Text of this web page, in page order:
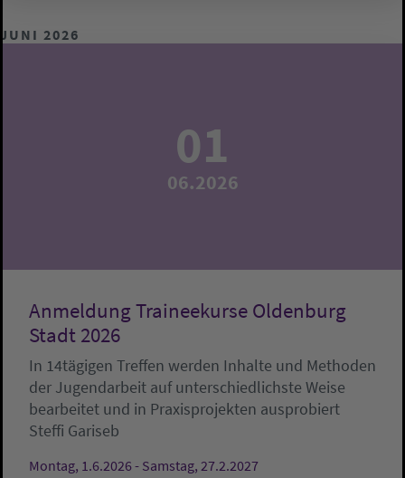
JUNI 2026
01
06.2026
Anmeldung Traineekurse Oldenburg
Stadt 2026
In 14tägigen Treffen werden Inhalte und Methoden
der Jugendarbeit auf unterschiedlichste Weise
bearbeitet und in Praxisprojekten ausprobiert
Steffi Gariseb
Montag, 1.6.2026 - Samstag, 27.2.2027